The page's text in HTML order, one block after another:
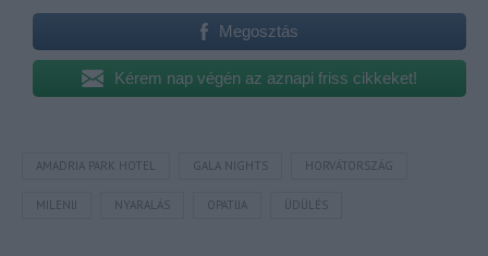
Megosztás
Kérem nap végén az aznapi friss cikkeket!
AMADRIA PARK HOTEL GALA NIGHTS HORVÁTORSZÁG
MILENIJ NYARALÁS OPATIJA ÜDÜLÉS